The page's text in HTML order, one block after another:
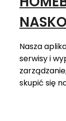
NAS
Nasza
serwisy i
skupić się